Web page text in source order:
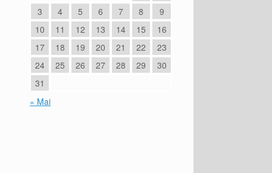
3
4 5 6 7 8
9
10
11 12 13 14 15
16
17
18 19 20 21 22
23
24
25 26 27 28 29
30
31
« Mai